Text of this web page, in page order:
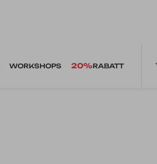
WORKSHOPS 20%RABATT